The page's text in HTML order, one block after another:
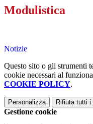
Modulistica
Notizie
Questo sito o gli strumenti
cookie necessari al
COOKIE POLICY.
Personalizza Rifiuta tutti i
Gestione cookie